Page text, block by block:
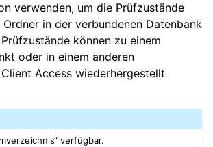
verwenden, um die Prüfzustände
in der verbundenen Datenbank
können zu einem
oder in einem anderen
Access wiederhergestellt
verfügbar.